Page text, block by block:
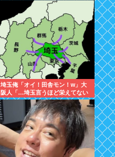
埼玉俺「オイ！田舎モン！w」大
阪人「…埼玉言うほど栄えてない
やん」俺「でも、西やんw」